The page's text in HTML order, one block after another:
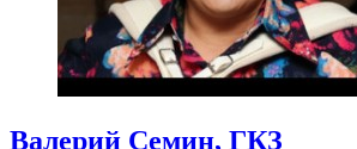
Валерий Семин, ГКЗ